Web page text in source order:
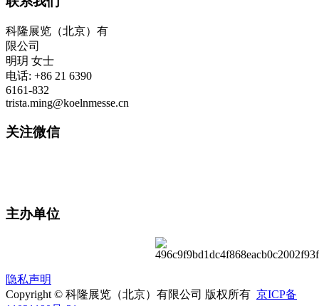
科隆展览（北京）有
限公司
明玥 女士
电话: +86 21 6390
6161-832
trista.ming@koelnmesse.cn
关注微信
主办单位
隐私声明
Copyright © 科隆展览（北京）有限公司 版权所有 京ICP备